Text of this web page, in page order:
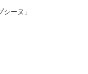
ーヌ」